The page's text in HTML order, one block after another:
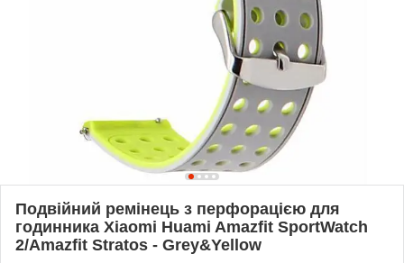
Подвійний ремінець з перфорацією для
годинника Xiaomi Huami Amazfit SportWatch
2/Amazfit Stratos - Grey&Yellow